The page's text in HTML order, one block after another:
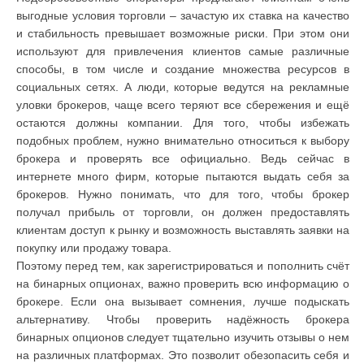
выгодные условия торговли – зачастую их ставка на качество
и стабильность превышает возможные риски. При этом они
используют для привлечения клиентов самые различные
способы, в том числе и создание множества ресурсов в
социальных сетях. А люди, которые ведутся на рекламные
уловки брокеров, чаще всего теряют все сбережения и ещё
остаются должны компании. Для того, чтобы избежать
подобных проблем, нужно внимательно относиться к выбору
брокера и проверять все официально. Ведь сейчас в
интернете много фирм, которые пытаются выдать себя за
брокеров. Нужно понимать, что для того, чтобы брокер
получал прибыль от торговли, он должен предоставлять
клиентам доступ к рынку и возможность выставлять заявки на
покупку или продажу товара.
Поэтому перед тем, как зарегистрироваться и пополнить счёт
на бинарных опционах, важно проверить всю информацию о
брокере. Если она вызывает сомнения, лучше подыскать
альтернативу. Чтобы проверить надёжность брокера
бинарных опционов следует тщательно изучить отзывы о нем
на различных платформах. Это позволит обезопасить себя и